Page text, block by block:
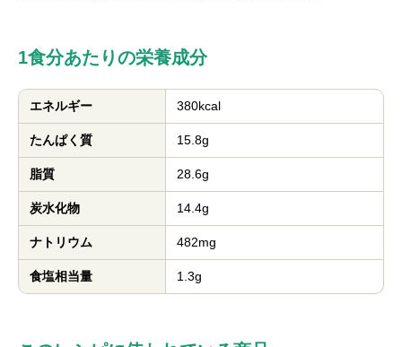
1食分あたりの栄養成分
エネルギー 380kcal
たんぱく質 15.8g
脂質 28.6g
炭水化物 14.4g
ナトリウム 482mg
食塩相当量 1.3g